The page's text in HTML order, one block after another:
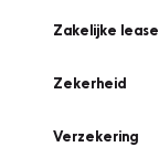
Zakelijke lease
Zekerheid
Verzekering